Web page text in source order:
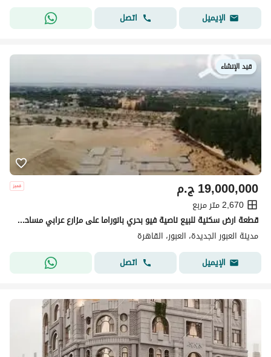
الإيميل
اتصل
قيد الإنشاء
ج.م19,000,000
2,670 متر مربع
قطعة ارض سكنية للبيع ناصية فيو بحري بانوراما على مزارع عرابي مساحة 2670 متر بها اساسات ارضي بشارع اضافي اسفلت خاص بقطعة الارض بمسطح مباني 400 متر
مدينة العبور الجديدة، العبور، القاهرة
الإيميل
اتصل